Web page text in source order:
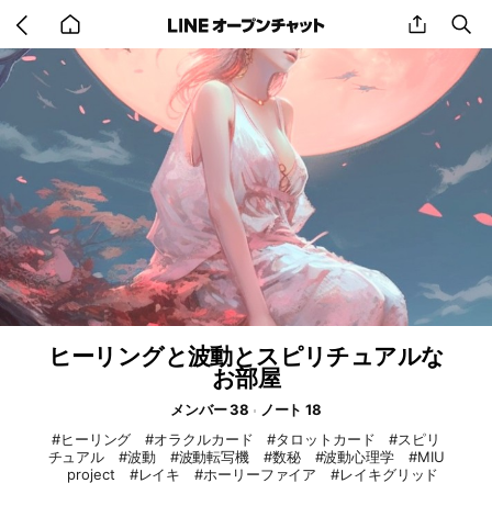
back
to
home
share
ヒーリングと波動とスピリチュアルな
お部屋
メンバー 38
ノート 18
#ヒーリング #オラクルカード #タロットカード #スピリ
チュアル #波動 #波動転写機 #数秘 #波動心理学 #MIU
project #レイキ #ホーリーファイア #レイキグリッド